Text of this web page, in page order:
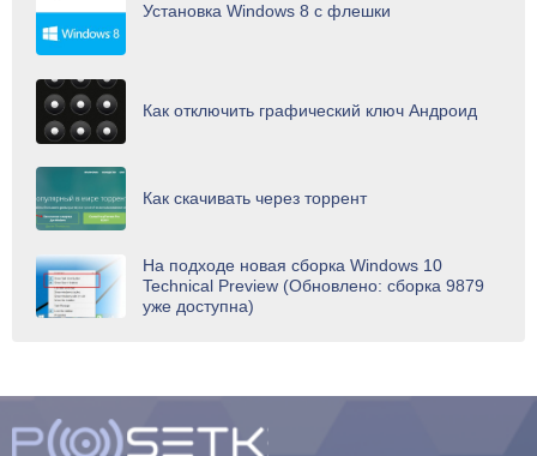
Установка Windows 8 с флешки
Как отключить графический ключ Андроид
Как скачивать через торрент
На подходе новая сборка Windows 10
Technical Preview (Обновлено: сборка 9879
уже доступна)